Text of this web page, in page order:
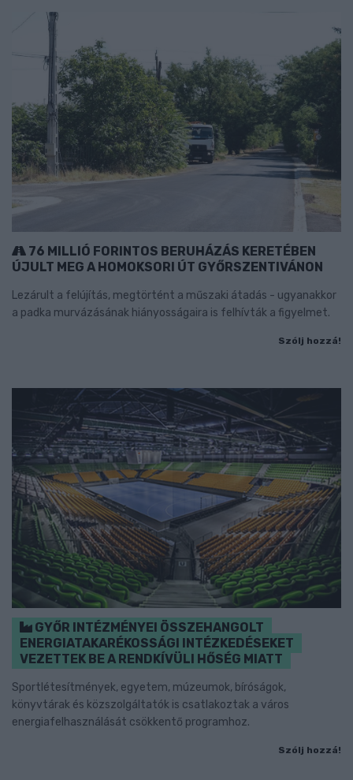
76 MILLIÓ FORINTOS BERUHÁZÁS KERETÉBEN
ÚJULT MEG A HOMOKSORI ÚT GYŐRSZENTIVÁNON
Lezárult a felújítás, megtörtént a műszaki átadás - ugyanakkor
a padka murvázásának hiányosságaira is felhívták a figyelmet.
Szólj hozzá!
GYŐR INTÉZMÉNYEI ÖSSZEHANGOLT
ENERGIATAKARÉKOSSÁGI INTÉZKEDÉSEKET
VEZETTEK BE A RENDKÍVÜLI HŐSÉG MIATT
Sportlétesítmények, egyetem, múzeumok, bíróságok,
könyvtárak és közszolgáltatók is csatlakoztak a város
energiafelhasználását csökkentő programhoz.
Szólj hozzá!